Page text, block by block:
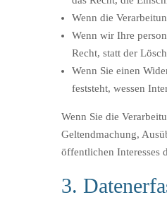
Wenn die
Wenn wir Ihre
Recht, statt der
Wenn Sie einen
feststeht, wessen
Wenn Sie die
Geltendmachung,
öffentlichen Interesses
3.